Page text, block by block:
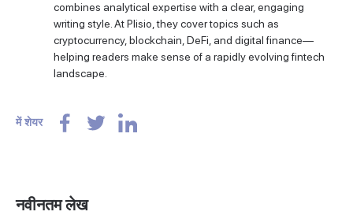
combines analytical expertise with a clear, engaging
writing style. At Plisio, they cover topics such as
cryptocurrency, blockchain, DeFi, and digital finance—
helping readers make sense of a rapidly evolving fintech
landscape.
में शेयर
नवीनतम लेख